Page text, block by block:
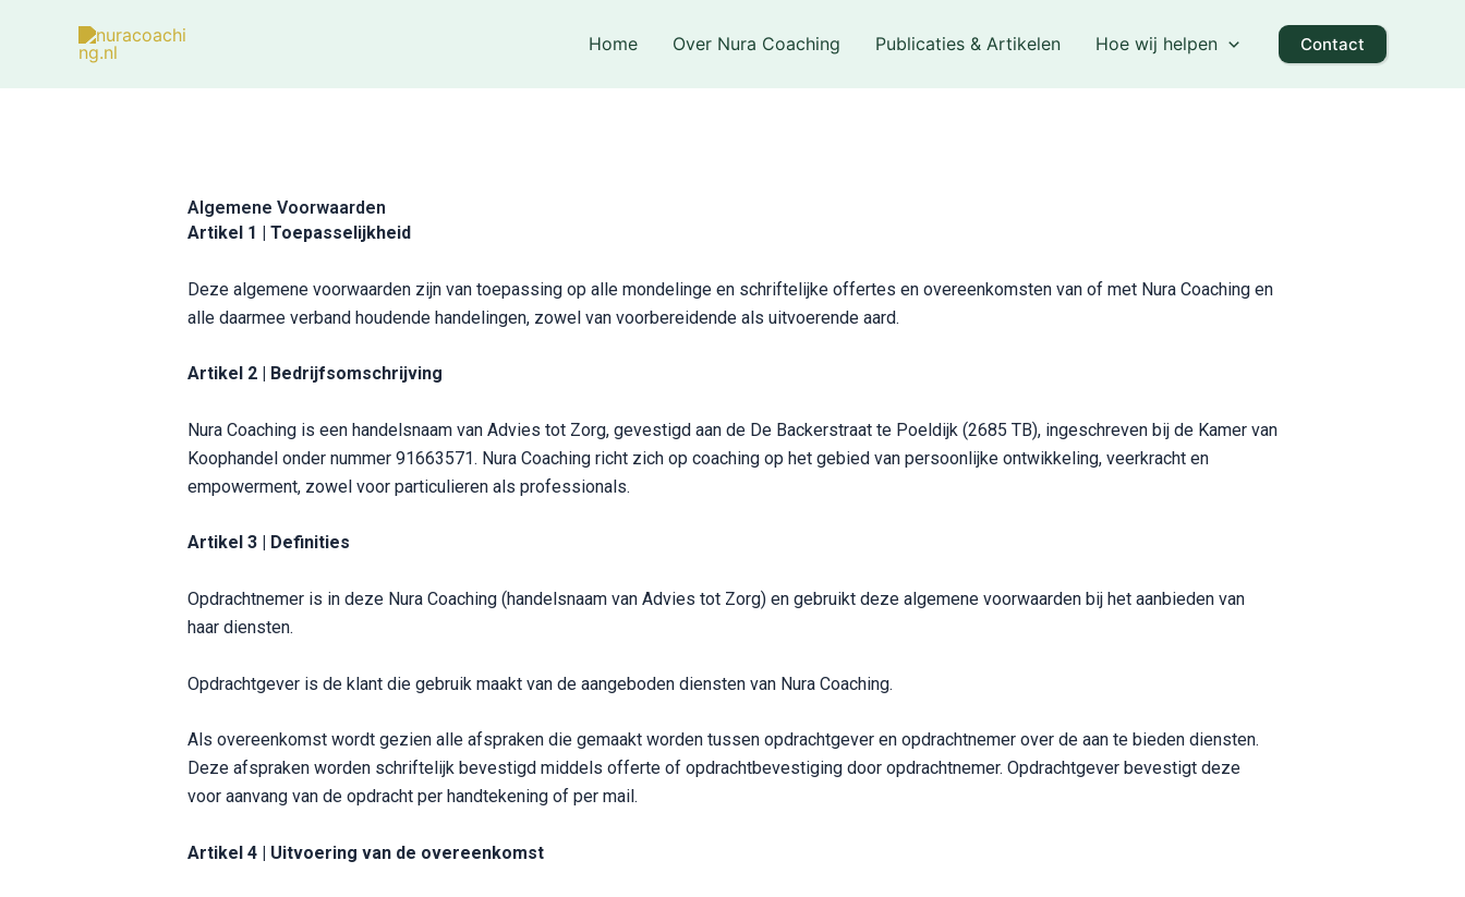
Home Over Nura Coaching Publicaties & Artikelen Hoe wij helpen Contact
Algemene Voorwaarden
Artikel 1 | Toepasselijkheid
Deze algemene voorwaarden zijn van toepassing op alle mondelinge en schriftelijke offertes en overeenkomsten van of met Nura Coaching en
alle daarmee verband houdende handelingen, zowel van voorbereidende als uitvoerende aard.
Artikel 2 | Bedrijfsomschrijving
Nura Coaching is een handelsnaam van Advies tot Zorg, gevestigd aan de De Backerstraat te Poeldijk (2685 TB), ingeschreven bij de Kamer van
Koophandel onder nummer 91663571. Nura Coaching richt zich op coaching op het gebied van persoonlijke ontwikkeling, veerkracht en
empowerment, zowel voor particulieren als professionals.
Artikel 3 | Definities
Opdrachtnemer is in deze Nura Coaching (handelsnaam van Advies tot Zorg) en gebruikt deze algemene voorwaarden bij het aanbieden van
haar diensten.
Opdrachtgever is de klant die gebruik maakt van de aangeboden diensten van Nura Coaching.
Als overeenkomst wordt gezien alle afspraken die gemaakt worden tussen opdrachtgever en opdrachtnemer over de aan te bieden diensten.
Deze afspraken worden schriftelijk bevestigd middels offerte of opdrachtbevestiging door opdrachtnemer. Opdrachtgever bevestigt deze
voor aanvang van de opdracht per handtekening of per mail.
Artikel 4 | Uitvoering van de overeenkomst